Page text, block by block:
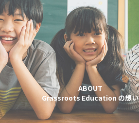
ABOUT
Grassroots Education の想い